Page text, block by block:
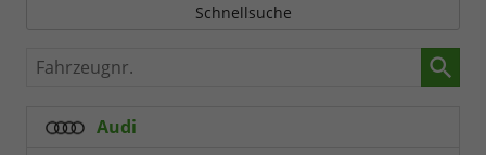
Schnellsuche
Fahrzeugnr.
Audi